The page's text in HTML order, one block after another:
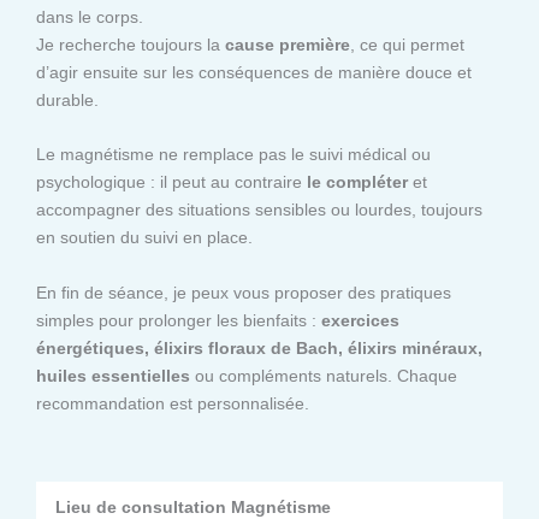
dans le corps.
Je recherche toujours la cause première , ce qui permet
d’agir ensuite sur les conséquences de manière douce et
durable.
Le magnétisme ne remplace pas le suivi médical ou
psychologique : il peut au contraire le compléteret
accompagner des situations sensibles ou lourdes, toujours
en soutien du suivi en place.
En fin de séance, je peux vous proposer des pratiques
simples pour prolonger les bienfaits : exercices
énergétiques, élixirs floraux de Bach, élixirs minéraux,
huiles essentielles ou compléments naturels. Chaque
recommandation est personnalisée.
Lieu de consultation Magnétisme